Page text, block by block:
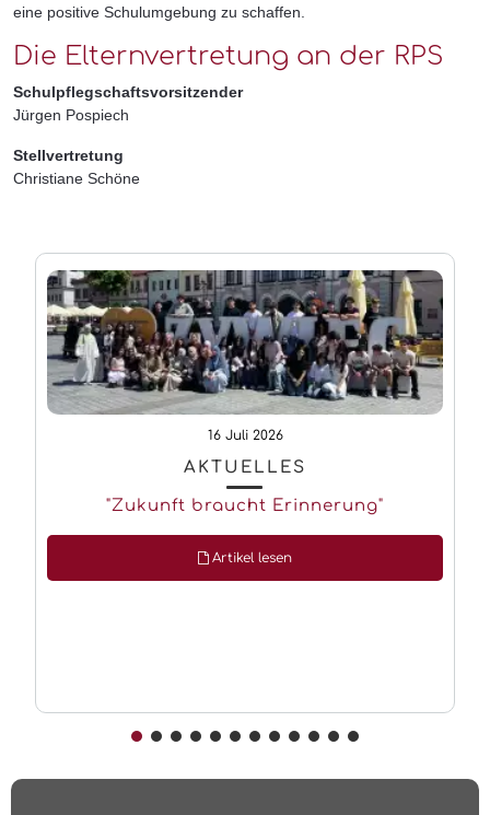
eine positive Schulumgebung zu schaffen.
Die Elternvertretung an der RPS
Schulpflegschaftsvorsitzender
Jürgen Pospiech
Stellvertretung
Christiane Schöne
16 Juli 2026
AKTUELLES
"Zukunft braucht Erinnerung"
Artikel lesen